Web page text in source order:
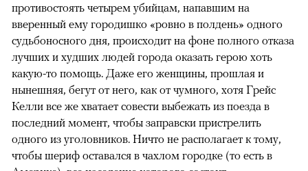
противостоять четырем убийцам, напавшим на
вверенный ему городишко «ровно в полдень» одного
судьбоносного дня, происходит на фоне полного отказа
лучших и худших людей города оказать герою хоть
какую-то помощь. Даже его женщины, прошлая и
нынешняя, бегут от него, как от чумного, хотя Грейс
Келли все же хватает совести выбежать из поезда в
последний момент, чтобы заправски пристрелить
одного из уголовников. Ничто не располагает к тому,
чтобы шериф оставался в чахлом городке (то есть в